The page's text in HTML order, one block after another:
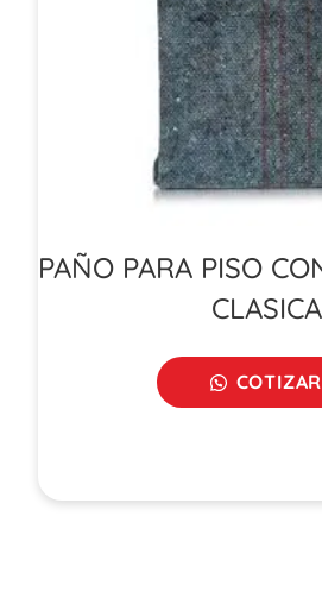
PAÑO PARA PISO
CLASICA
COTIZAR